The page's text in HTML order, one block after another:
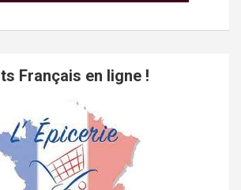
Français en ligne !